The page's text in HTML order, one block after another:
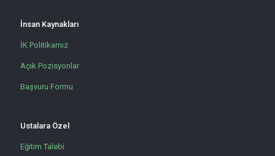
İnsan Kaynakları
İK Politikamız
Açık Pozisyonlar
Başvuru Formu
Ustalara Özel
Eğitim Talebi